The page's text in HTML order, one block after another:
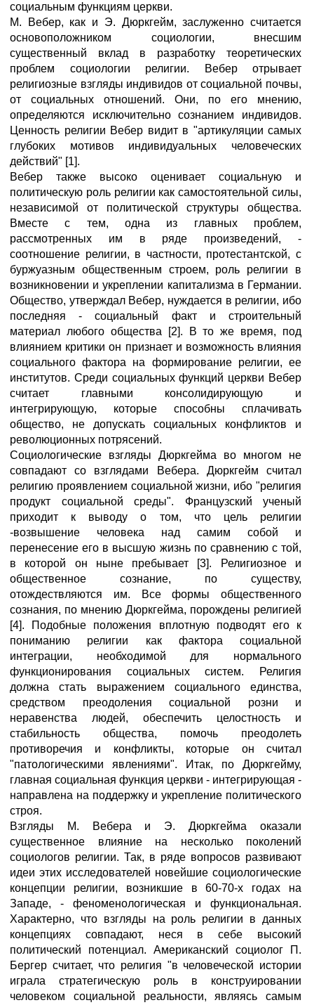
социальным функциям церкви.
М. Вебер, как и Э. Дюркгейм, заслуженно считается
основоположником социологии, внесшим
существенный вклад в разработку теоретических
проблем социологии религии. Вебер отрывает
религиозные взгляды индивидов от социальной почвы,
от социальных отношений. Они, по его мнению,
определяются исключительно сознанием индивидов.
Ценность религии Вебер видит в "артикуляции самых
глубоких мотивов индивидуальных человеческих
действий" [1].
Вебер также высоко оценивает социальную и
политическую роль религии как самостоятельной силы,
независимой от политической структуры общества.
Вместе с тем, одна из главных проблем,
рассмотренных им в ряде произведений, -
соотношение религии, в частности, протестантской, с
буржуазным общественным строем, роль религии в
возникновении и укреплении капитализма в Германии.
Общество, утверждал Вебер, нуждается в религии, ибо
последняя - социальный факт и строительный
материал любого общества [2]. В то же время, под
влиянием критики он признает и возможность влияния
социального фактора на формирование религии, ее
институтов. Среди социальных функций церкви Вебер
считает главными консолидирующую и
интегрирующую, которые способны сплачивать
общество, не допускать социальных конфликтов и
революционных потрясений.
Социологические взгляды Дюркгейма во многом не
совпадают со взглядами Вебера. Дюркгейм считал
религию проявлением социальной жизни, ибо "религия
продукт социальной среды". Французский ученый
приходит к выводу о том, что цель религии
-возвышение человека над самим собой и
перенесение его в высшую жизнь по сравнению с той,
в которой он ныне пребывает [3]. Религиозное и
общественное сознание, по существу,
отождествляются им. Все формы общественного
сознания, по мнению Дюркгейма, порождены религией
[4]. Подобные положения вплотную подводят его к
пониманию религии как фактора социальной
интеграции, необходимой для нормального
функционирования социальных систем. Религия
должна стать выражением социального единства,
средством преодоления социальной розни и
неравенства людей, обеспечить целостность и
стабильность общества, помочь преодолеть
противоречия и конфликты, которые он считал
"патологическими явлениями". Итак, по Дюркгейму,
главная социальная функция церкви - интегрирующая -
направлена на поддержку и укрепление политического
строя.
Взгляды М. Вебера и Э. Дюркгейма оказали
существенное влияние на несколько поколений
социологов религии. Так, в ряде вопросов развивают
идеи этих исследователей новейшие социологические
концепции религии, возникшие в 60-70-х годах на
Западе, - феноменологическая и функциональная.
Характерно, что взгляды на роль религии в данных
концепциях совпадают, неся в себе высокий
политический потенциал. Американский социолог П.
Бергер считает, что религия "в человеческой истории
играла стратегическую роль в конструировании
человеком социальной реальности, являясь самым